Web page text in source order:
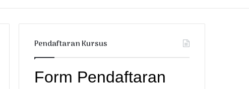
for
Article
Pendaftaran Kursus